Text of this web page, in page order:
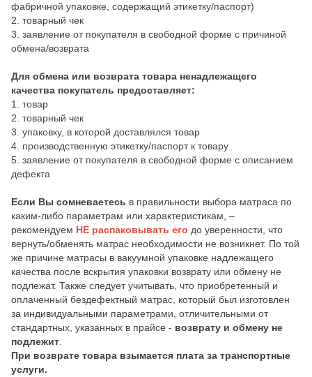
фабричной упаковке, содержащий этикетку/паспорт)
2. товарный чек
3. заявление от покупателя в свободной форме с причиной
обмена/возврата
Для обмена или возврата товара ненадлежащего
качества покупатель предоставляет:
1. товар
2. товарный чек
3. упаковку, в которой доставлялся товар
4. производственную этикетку/паспорт к товару
5. заявление от покупателя в свободной форме с описанием
дефекта
Если Вы сомневаетесь в правильности выбора матраса по
каким-либо параметрам или характеристикам, –
рекомендуем НЕ распаковывать его до уверенности, что
вернуть/обменять матрас необходимости не возникнет. По той
же причине матрасы в вакуумной упаковке надлежащего
качества после вскрытия упаковки возврату или обмену не
подлежат. Также следует учитывать, что приобретенный и
оплаченный бездефектный матрас, который был изготовлен
за индивидуальными параметрами, отличительными от
стандартных, указанных в прайсе - возврату и обмену не
подлежит
При возврате товара взымается плата за транспортные
услуги.